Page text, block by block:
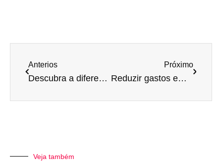
Anterios
Descubra a diferença entre mapeamento de processos e gestão por processos
Próximo
Reduzir gastos em laboratórios é possível. Saiba como
Veja também